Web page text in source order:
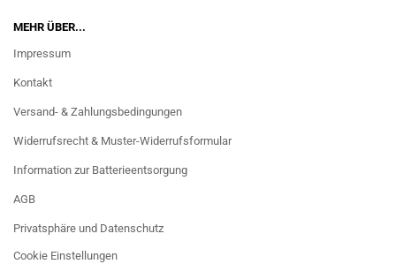
MEHR ÜBER...
Impressum
Kontakt
Versand- & Zahlungsbedingungen
Widerrufsrecht & Muster-Widerrufsformular
Information zur Batterieentsorgung
AGB
Privatsphäre und Datenschutz
Cookie Einstellungen